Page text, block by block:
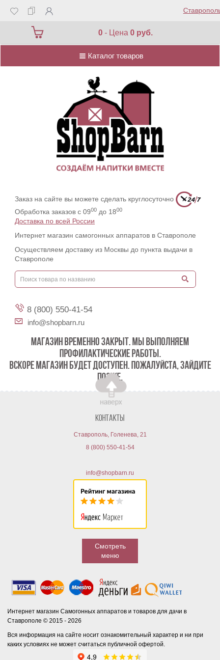
0 - Цена0 руб.
Каталог товаров
Каталог товаров
Заказ на сайте вы можете сделать круглосуточно
Обработка заказов с 0900 до 1800
Доставка по всей России
Интернет магазин самогонных аппаратов в Ставрополе
Осуществляем доставку из Москвы до пункта выдачи в
Ставрополе
8 (800) 550-41-54
info@shopbarn.ru
МАГАЗИН ВРЕМЕННО ЗАКРЫТ. МЫ ВЫПОЛНЯЕМ
ПРОФИЛАКТИЧЕСКИЕ РАБОТЫ.
ВСКОРЕ МАГАЗИН БУДЕТ ДОСТУПЕН. ПОЖАЛУЙСТА, ЗАЙДИТЕ
ПОЗЖЕ.
Контакты
Ставрополь, Голенева, 21
8 (800) 550-41-54
info@shopbarn.ru
Смотреть
меню
Интернет магазин Самогонных аппаратов и товаров для дачи в
Ставрополе © 2015 - 2026
Вся информация на сайте носит ознакомительный характер и ни при
каких условиях не может считаться публичной офертой.